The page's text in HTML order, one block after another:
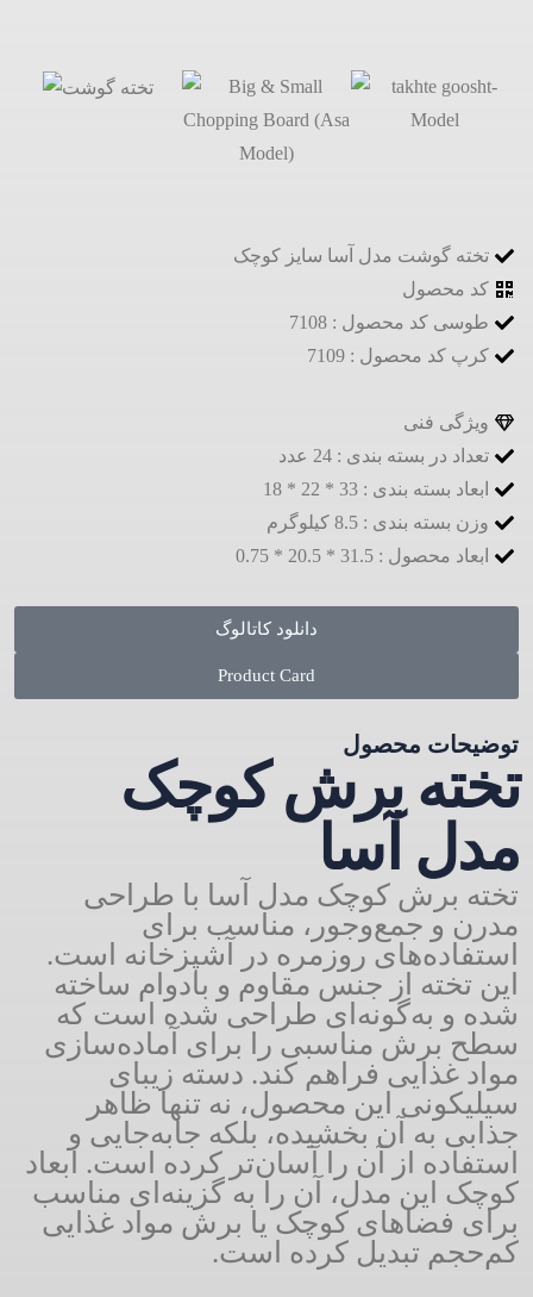
تخته گوشت مدل آسا سایز کوچک
کد محصول
طوسی کد محصول : 7108
کرپ کد محصول : 7109
ویژگی فنی
تعداد در بسته بندی : 24 عدد
ابعاد بسته بندی : 33 * 22 * 18
وزن بسته بندی : 8.5 کیلوگرم
ابعاد محصول : 31.5 * 20.5 * 0.75
دانلود کاتالوگ
Product Card
توضیحات محصول
تخته برش کوچک
مدل آسا
تخته برش کوچک مدل آسا با طراحی
مدرن و جمع‌وجور، مناسب برای
استفاده‌های روزمره در آشپزخانه است.
این تخته از جنس مقاوم و بادوام ساخته
شده و به‌گونه‌ای طراحی شده است که
سطح برش مناسبی را برای آماده‌سازی
مواد غذایی فراهم کند. دسته زیبای
سیلیکونی این محصول، نه تنها ظاهر
جذابی به آن بخشیده، بلکه جابه‌جایی و
استفاده از آن را آسان‌تر کرده است. ابعاد
کوچک این مدل، آن را به گزینه‌ای مناسب
برای فضاهای کوچک یا برش مواد غذایی
کم‌حجم تبدیل کرده است.